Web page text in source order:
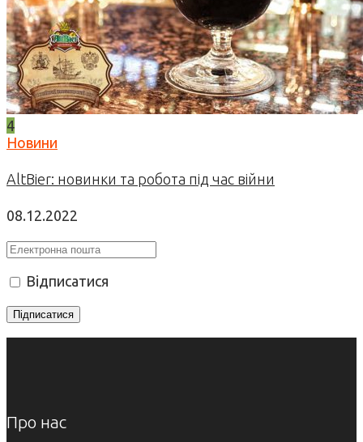
4
Новини
AltBier: новинки та робота під час війни
08.12.2022
Відписатися
Про нас